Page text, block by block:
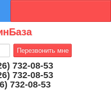
732-08-53
732-08-53
732-08-53